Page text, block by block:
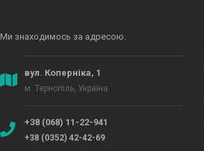
Ми знаходимось за адресою.
вул. Коперніка, 1
м. Тернопіль, Україна
+38 (068) 11-22-941
+38 (0352) 42-42-69